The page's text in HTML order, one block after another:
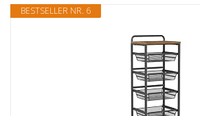
BESTSELLER NR. 6